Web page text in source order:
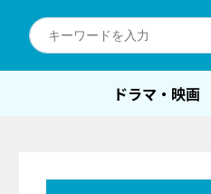
ドラマ・映画